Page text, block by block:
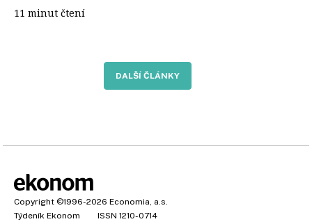
11 minut čtení
DALŠÍ ČLÁNKY
Copyright ©1996-2026 Economia, a.s.
Týdeník Ekonom
ISSN 1210-0714